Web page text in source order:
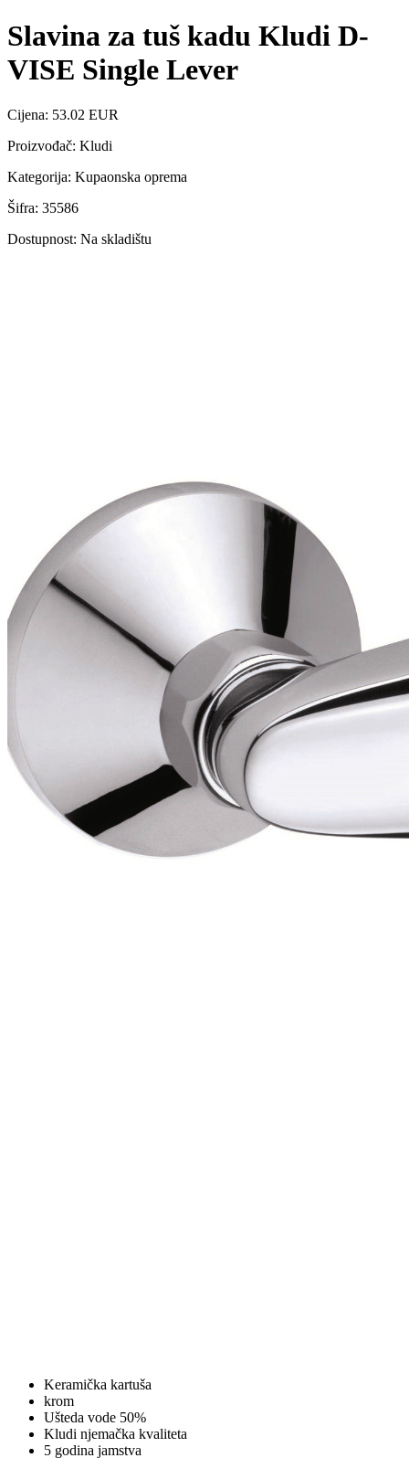
Slavina za tuš kadu Kludi D-
VISE Single Lever
Cijena: 53.02 EUR
Proizvođač: Kludi
Kategorija: Kupaonska oprema
Šifra: 35586
Dostupnost: Na skladištu
Keramička kartuša
krom
Ušteda vode 50%
Kludi njemačka kvaliteta
5 godina jamstva